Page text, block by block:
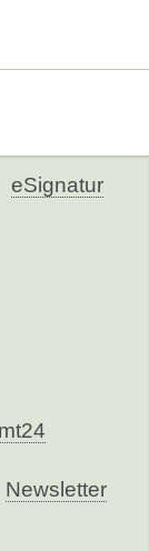
eSignatur
Newsletter